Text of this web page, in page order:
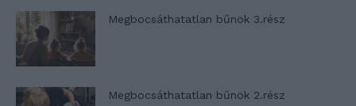
Megbocsáthatatlan bűnök 3.rész
Megbocsáthatatlan bűnök 2.rész